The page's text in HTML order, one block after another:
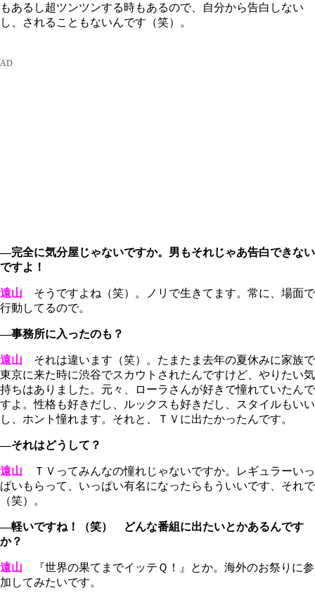
もあるし超ツンツンする時もあるので、自分から告白しない
し、されることもないんです（笑）。
―完全に気分屋じゃないですか。男もそれじゃあ告白できない
ですよ！
遠山 そうですよね（笑）。ノリで生きてます。常に、場面で
行動してるので。
―事務所に入ったのも？
遠山 それは違います（笑）。たまたま去年の夏休みに家族で
東京に来た時に渋谷でスカウトされたんですけど、やりたい気
持ちはありました。元々、ローラさんが好きで憧れていたんで
すよ。性格も好きだし、ルックスも好きだし、スタイルもいい
し、ホント憧れます。それと、ＴＶに出たかったんです。
―それはどうして？
遠山 ＴＶってみんなの憧れじゃないですか。レギュラーいっ
ぱいもらって、いっぱい有名になったらもういいです、それで
（笑）。
―軽いですね！（笑） どんな番組に出たいとかあるんです
か？
遠山 『世界の果てまでイッテＱ！』とか。海外のお祭りに参
加してみたいです。